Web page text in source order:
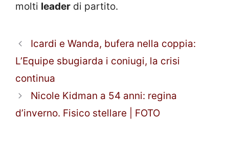
molti leader di partito.
Icardi e Wanda, bufera nella coppia:
L’Equipe sbugiarda i coniugi, la crisi
continua
Nicole Kidman a 54 anni: regina
d’inverno. Fisico stellare | FOTO